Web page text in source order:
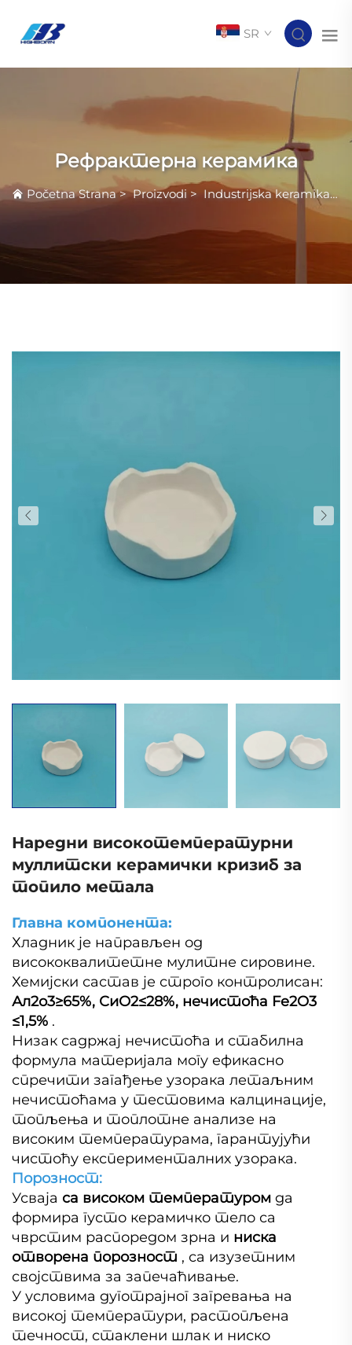
SR
Рефрактерна керамика
Početna Strana>Proizvodi > Industrijska keramika>
Наредни високотемпературни
муллитски керамички кризиб за
топило метала
Главна компонента:
Хладник је направљен од
висококвалитетне мулитне сировине.
Хемијски састав је строго контролисан:
Ал2о3≥65%, СиО2≤28%, нечистоћа Fe2O3
≤1,5% .
Низак садржај нечистоћа и стабилна
формула материјала могу ефикасно
спречити загађење узорака летаљним
нечистоћама у тестовима калцинације,
топљења и топлотне анализе на
високим температурама, гарантујући
чистоћу експерименталних узорака.
Порозност:
Усваја са високом температуром да
формира густо керамичко тело са
чврстим распоредом зрна и ниска
отворена порозност , са изузетним
својствима за запечаћивање.
У условима дуготрајног загревања на
високој температури, растопљена
течност, стаклени шлак и ниско